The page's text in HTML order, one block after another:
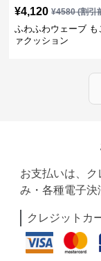
¥4,120 ¥4580(割引
ふわふわウェーブ も
ァクッション
お支払いは、
み・各種電子決
クレジットカ